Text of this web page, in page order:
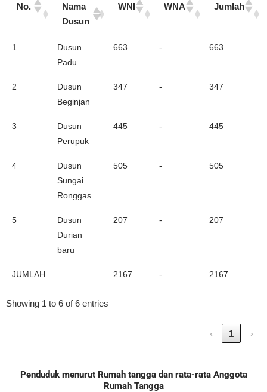
No.
Nama
Dusun
WNI WNA Jumlah
1
Dusun
Padu
663 - 663
2
Dusun
Beginjan
347 - 347
3
Dusun
Perupuk
445 - 445
4
Dusun
Sungai
Ronggas
505 - 505
5
Dusun
Durian
baru
207 - 207
JUMLAH 2167 - 2167
Showing 1 to 6 of 6 entries
‹ 1 ›
Penduduk menurut Rumah tangga dan rata-rata Anggota
Rumah Tangga